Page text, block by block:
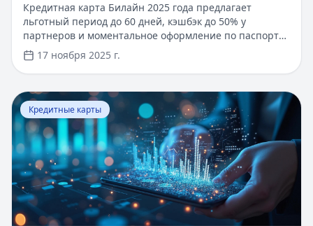
Кредитная карта Билайн 2025 года предлагает
льготный период до 60 дней, кэшбэк до 50% у
партнеров и моментальное оформление по паспорту.
Заемные средства до 300 000 рублей доступны без
подтверждения дохода. Узнайте, как получить карту с
выгодными условиями и управлять финансами
эффективно. Для сравнения кредитных продуктов и
выбора оптимального решения воспользуйтесь
сервисом Кредитный Зай, где собраны актуальные
предложения от ведущих банков
17 ноября 2025 г.
Перейти к статье:Что такое паи фондов?
Кредитные карты